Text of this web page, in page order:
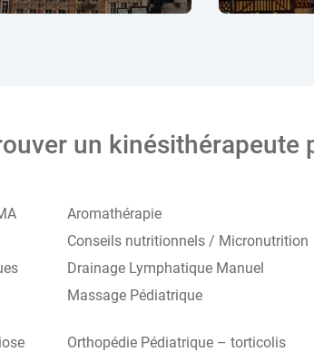
un kinésithérapeute
Aromathérapie
Conseils nutritionnels / Micronutrition
Drainage Lymphatique Manuel
Massage Pédiatrique
Orthopédie Pédiatrique – torticolis